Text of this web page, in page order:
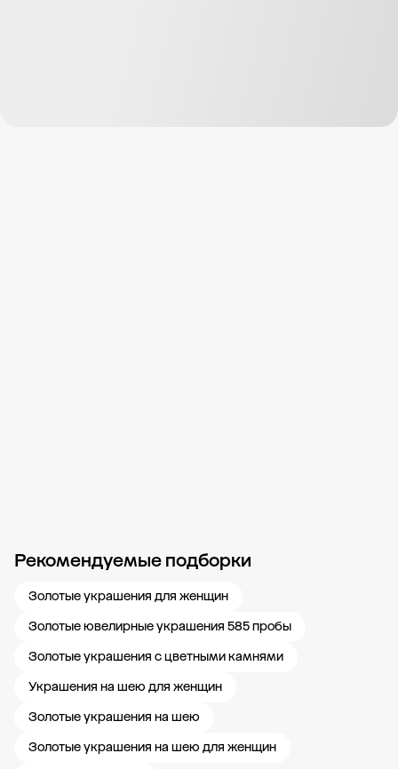
Рекомендуемые подборки
Золотые украшения для женщин
Золотые ювелирные украшения 585 пробы
Золотые украшения с цветными камнями
Украшения на шею для женщин
Золотые украшения на шею
Золотые украшения на шею для женщин
Новости компании Журнал ЗОЛОТОЙ Блог